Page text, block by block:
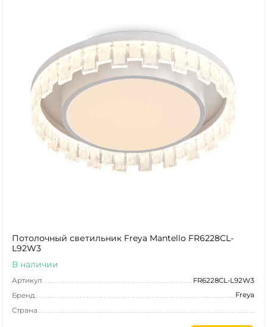
Потолочный светильник Freya Mantello FR6228CL-
L92W3
В наличии
Артикул
FR6228CL-L92W3
Бренд
Freya
Страна